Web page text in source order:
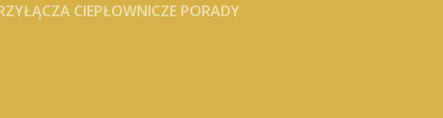
CIEPŁOWNICZE PORADY